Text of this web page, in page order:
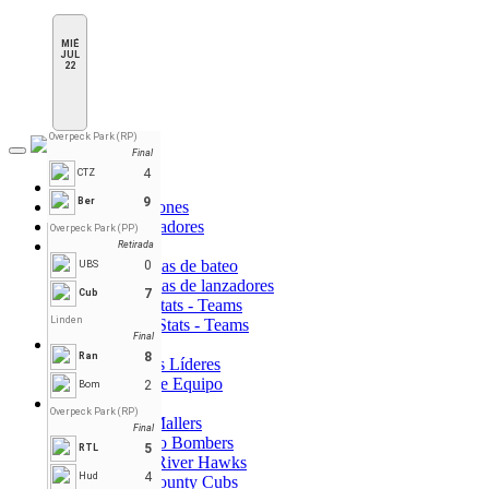
MIÉ
JUL
22
Overpeck Park (RP)
Final
CTZ
4
Ber 9
Overpeck Park (PP)
Retirada
UBS
0
Cub 7
Linden
Final
Ran
8
Bom 2
Overpeck Park (RP)
Final
RTL
5
Hud 4
Toggle
navigation
Inicio
Tabla de Posiciones
Horario y Marcadores
Estadísticas
Estadísticas de bateo
Estadísticas de lanzadores
Batting Stats - Teams
Pitching Stats - Teams
Líderes
Jugadores Líderes
Líderes de Equipo
Teams
Bergen Mallers
DiMaggio Bombers
Hudson River Hawks
Morris County Cubs